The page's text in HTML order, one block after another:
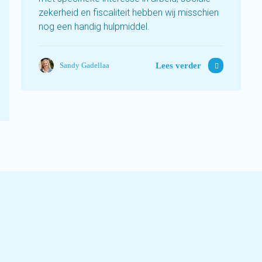
zekerheid en fiscaliteit hebben wij misschien
nog een handig hulpmiddel.
Sandy Gadellaa Lees verder